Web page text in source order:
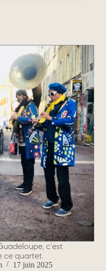
c'est
ce quartet.
17 juin 2025